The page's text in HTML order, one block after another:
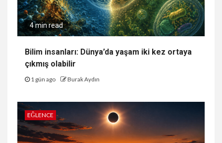
4 min read
Bilim insanları: Dünya’da yaşam iki kez ortaya
çıkmış olabilir
1 gün ago Burak Aydın
EĞLENCE